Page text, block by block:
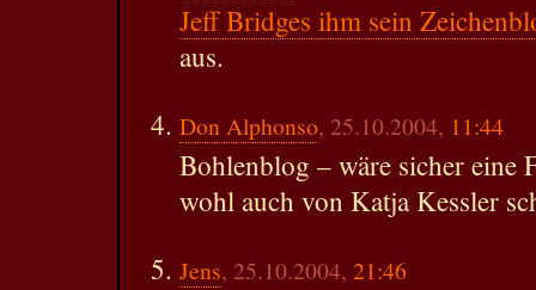
Jeff Bridges ihm sein
aus.
Don Alphonso, 25.10.2004, 11:44
Bohlenblog – wäre sicher eine
wohl auch von Katja Kessler
Jens, 25.10.2004, 21:46